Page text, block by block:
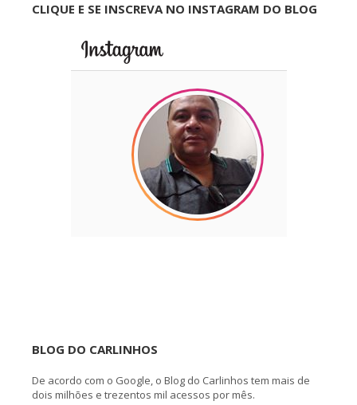
CLIQUE E SE INSCREVA NO INSTAGRAM DO BLOG
BLOG DO CARLINHOS
De acordo com o Google, o Blog do Carlinhos tem mais de
dois milhões e trezentos mil acessos por mês.